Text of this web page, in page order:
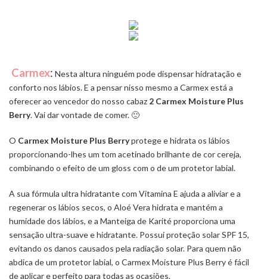
Carmex: Nesta altura ninguém pode dispensar hidratação e
conforto nos lábios. E a pensar nisso mesmo a Carmex está a
oferecer ao vencedor do nosso cabaz 2 Carmex Moisture Plus
Berry. Vai dar vontade de comer. 🙂
O Carmex Moisture Plus Berryprotege e hidrata os lábios
proporcionando-lhes um tom acetinado brilhante de cor cereja,
combinando o efeito de um gloss com o de um protetor labial.
A sua fórmula ultra hidratante com Vitamina E ajuda a aliviar e a
regenerar os lábios secos, o Aloé Vera hidrata e mantém a
humidade dos lábios, e a Manteiga de Karité proporciona uma
sensação ultra-suave e hidratante. Possui proteção solar SPF 15,
evitando os danos causados pela radiação solar. Para quem não
abdica de um protetor labial, o Carmex Moisture Plus Berry é fácil
de aplicar e perfeito para todas as ocasiões.